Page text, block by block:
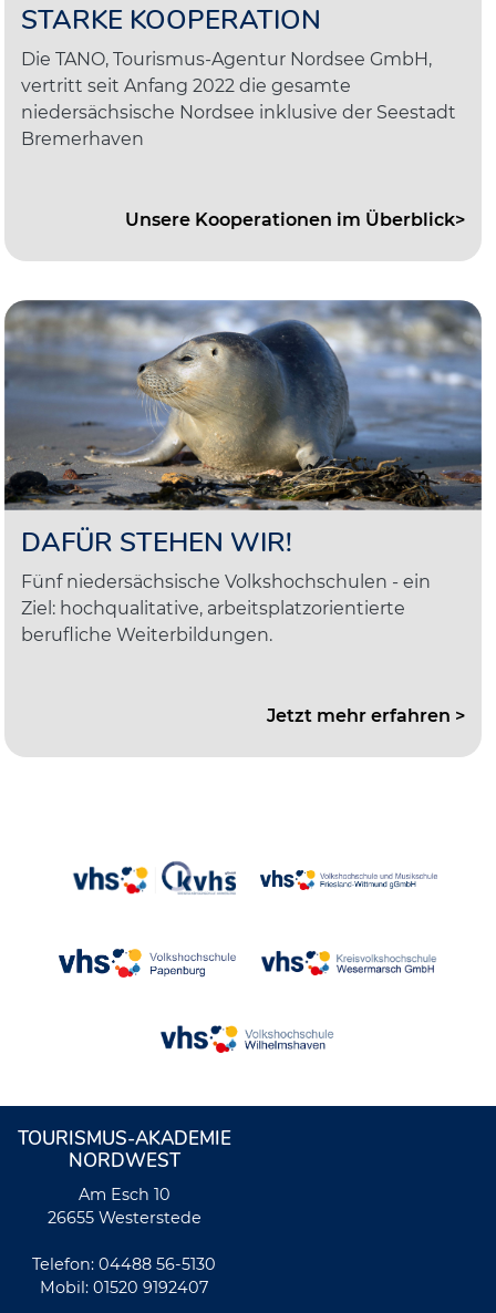
STARKE KOOPERATION
Die TANO, Tourismus-Agentur Nordsee GmbH,
vertritt seit Anfang 2022 die gesamte
niedersächsische Nordsee inklusive der Seestadt
Bremerhaven
Unsere Kooperationen im Überblick>
DAFÜR STEHEN WIR!
Fünf niedersächsische Volkshochschulen - ein
Ziel: hochqualitative, arbeitsplatzorientierte
berufliche Weiterbildungen.
Jetzt mehr erfahren >
TOURISMUS-AKADEMIE
NORDWEST
Am Esch 10
26655 Westerstede
Telefon: 04488 56-5130
Mobil: 01520 9192407